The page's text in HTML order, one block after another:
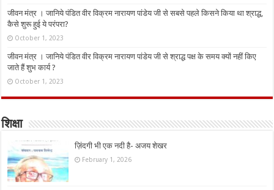
जीवन मंत्र । जानिये पंडित वीर विक्रम नारायण पांडेय जी से सबसे पहले किसने किया था श्राद्ध,
कैसे शुरू हुई ये परंपरा?
October 1, 2023
जीवन मंत्र । जानिये पंडित वीर विक्रम नारायण पांडेय जी से श्राद्ध पक्ष के समय क्यों नहीं किए
जाते हैं शुभ कार्य ?
October 1, 2023
शिक्षा
ज़िंदगी भी एक नदी है- अजय शेखर
February 1, 2026